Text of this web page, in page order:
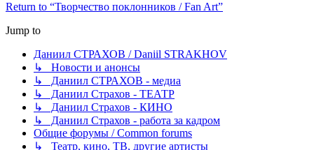
Return to “Творчество поклонников / Fan Art”
Jump to
Даниил СТРАХОВ / Daniil STRAKHOV
↳ Новости и анонсы
↳ Даниил СТРАХОВ - медиа
↳ Даниил Страхов - ТЕАТР
↳ Даниил Страхов - КИНО
↳ Даниил Страхов - работа за кадром
Общие форумы / Common forums
↳ Театр, кино, ТВ, другие артисты